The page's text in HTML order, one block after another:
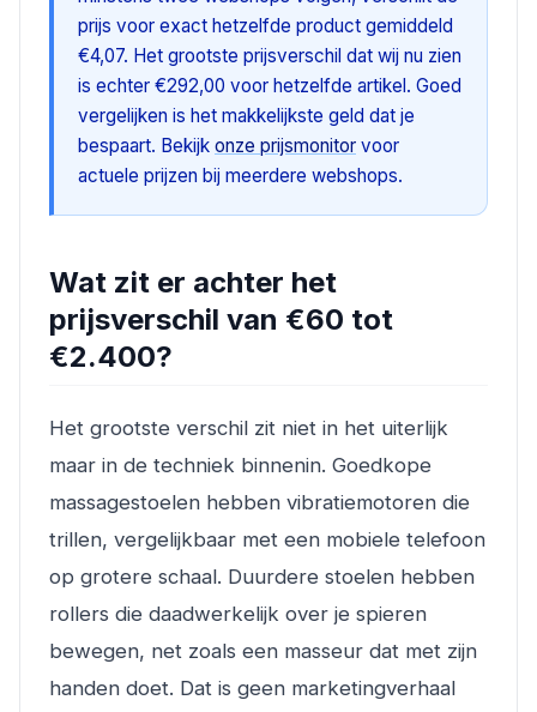
prijs voor exact hetzelfde product gemiddeld
€4,07. Het grootste prijsverschil dat wij nu zien
is echter €292,00 voor hetzelfde artikel. Goed
vergelijken is het makkelijkste geld dat je
bespaart. Bekijk onze prijsmonitor voor
actuele prijzen bij meerdere webshops.
Wat zit er achter het
prijsverschil van €60 tot
€2.400?
Het grootste verschil zit niet in het uiterlijk
maar in de techniek binnenin. Goedkope
massagestoelen hebben vibratiemotoren die
trillen, vergelijkbaar met een mobiele telefoon
op grotere schaal. Duurdere stoelen hebben
rollers die daadwerkelijk over je spieren
bewegen, net zoals een masseur dat met zijn
handen doet. Dat is geen marketingverhaal